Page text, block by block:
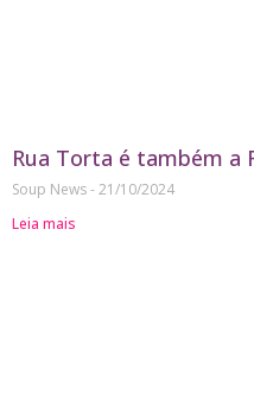
Rua Torta é também a
Soup News 21/10/2024
Leia mais